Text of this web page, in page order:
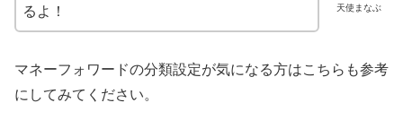
天使まなぶ
るよ！
マネーフォワードの分類設定が気になる方はこちらも参考
にしてみてください。